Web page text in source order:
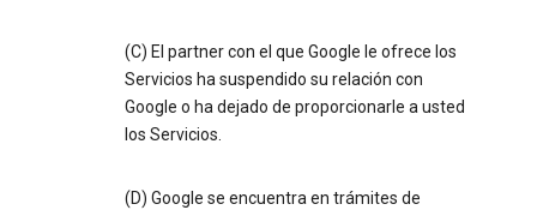
(C) El partner con el que Google le ofrece los
Servicios ha suspendido su relación con
Google o ha dejado de proporcionarle a usted
los Servicios.
(D) Google se encuentra en trámites de